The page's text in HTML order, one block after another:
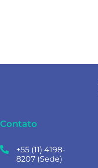
Contato
+55 (11) 4198-
8207 (Sede)